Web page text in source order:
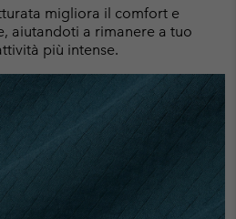
migliora il comfort e
aiutandoti a rimanere a tuo
più intense.